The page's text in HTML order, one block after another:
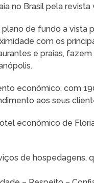
no Brasil pela revista
de fundo a vista
com os
e praias,
econômico, com
aos seus
econômico de
de hospedagens,